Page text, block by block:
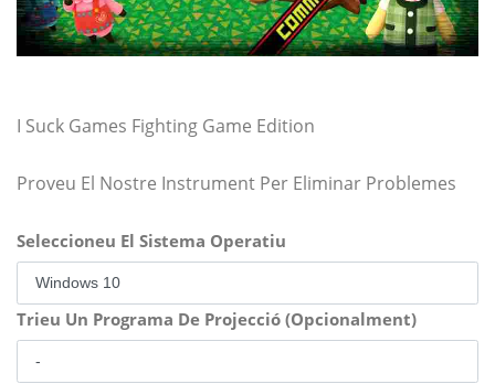
I Suck Games Fighting Game Edition
Proveu El Nostre Instrument Per Eliminar Problemes
Seleccioneu El Sistema Operatiu
Trieu Un Programa De Projecció (Opcionalment)